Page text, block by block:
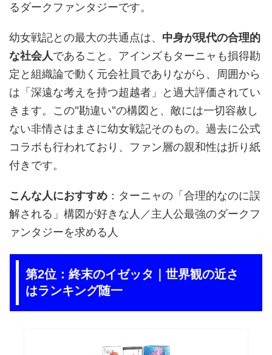
るダークファンタジーです。
幼女戦記との最大の共通点は、 中身が現代の合理的
な社会人であること。アインズもターニャも損得勘
定と組織論で動く元会社員でありながら、周囲から
は「深遠な考えを持つ超越者」と過大評価されてい
きます。この"勘違い"の構図と、敵には一切容赦し
ない非情さはまさに幼女戦記そのもの。過去に公式
コラボも行われており、ファン層の親和性は折り紙
付きです。
こんな人におすすめ ：ターニャの「合理的なのに誤
解される」構図が好きな人／主人公最強のダークフ
ァンタジーを求める人
第2位：終末のイゼッタ｜世界観の近さ
はランキング随一